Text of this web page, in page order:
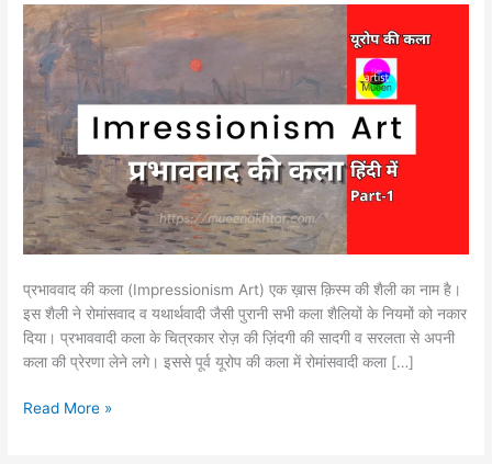
प्रभाववाद की कला (Impressionism Art) एक ख़ास क़िस्म की शैली का नाम है।
इस शैली ने रोमांसवाद व यथार्थवादी जैसी पुरानी सभी कला शैलियों के नियमों को नकार
दिया। प्रभाववादी कला के चित्रकार रोज़ की ज़िंदगी की सादगी व सरलता से अपनी
कला की प्रेरणा लेने लगे। इससे पूर्व यूरोप की कला में रोमांसवादी कला […]
Features,
&
Artists
Read More »